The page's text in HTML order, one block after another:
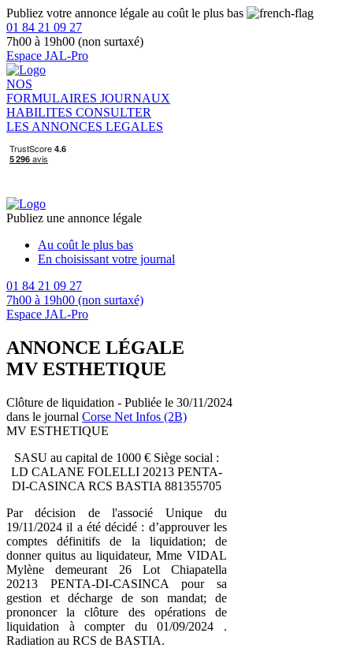
Publiez votre annonce légale au coût le plus bas
01 84 21 09 27
7h00 à 19h00 (non surtaxé)
Espace JAL-Pro
NOS
FORMULAIRES JOURNAUX
HABILITES CONSULTER
LES ANNONCES LEGALES
Publiez une annonce légale
Au coût le plus bas
En choisissant votre journal
01 84 21 09 27
7h00 à 19h00 (non surtaxé)
Espace JAL-Pro
ANNONCE LÉGALE
MV ESTHETIQUE
Clôture de liquidation - Publiée le 30/11/2024
dans le journal Corse Net Infos (2B)
MV ESTHETIQUE
SASU au capital de 1000 € Siège social :
LD CALANE FOLELLI 20213 PENTA-
DI-CASINCA RCS BASTIA 881355705
Par décision de l'associé Unique du
19/11/2024 il a été décidé : d’approuver les
comptes définitifs de la liquidation; de
donner quitus au liquidateur, Mme VIDAL
Mylène demeurant 26 Lot Chiapatella
20213 PENTA-DI-CASINCA pour sa
gestion et décharge de son mandat; de
prononcer la clôture des opérations de
liquidation à compter du 01/09/2024 .
Radiation au RCS de BASTIA.